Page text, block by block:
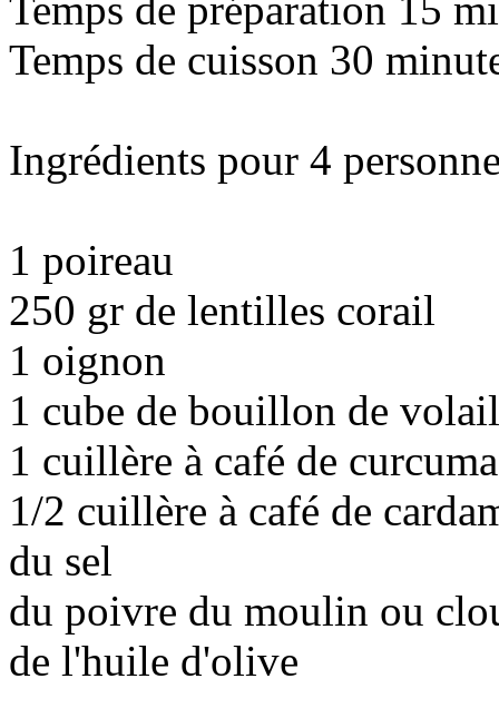
Temps de cuisson 30
Ingrédients pour 4
1 poireau
250 gr de lentilles corail
1 oignon
1 cube de bouillon de
1 cuillère à café de curcuma
1/2 cuillère à café de
du sel
du poivre du moulin ou
de l'huile d'olive